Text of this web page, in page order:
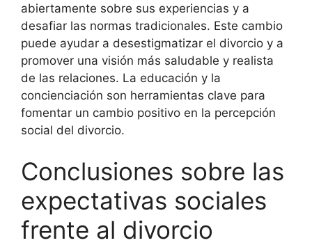
abiertamente sobre sus experiencias y a
desafiar las normas tradicionales. Este cambio
puede ayudar a desestigmatizar el divorcio y a
promover una visión más saludable y realista
de las relaciones. La educación y la
concienciación son herramientas clave para
fomentar un cambio positivo en la percepción
social del divorcio.
Conclusiones sobre las
expectativas sociales
frente al divorcio